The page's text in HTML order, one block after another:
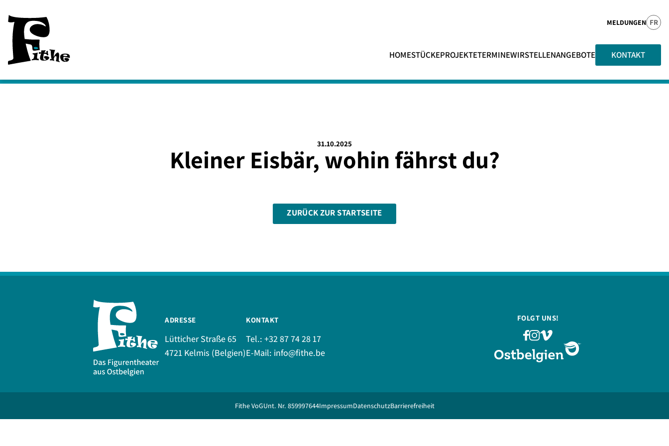
MELDUNGEN FR
HOMESTÜCKEPROJEKTETERMINEWIRSTELLENANGEBOTE KONTAKT
31.10.2025
Kleiner Eisbär, wohin fährst du?
ZURÜCK ZUR STARTSEITE
ADRESSE
Lütticher Straße 65
4721 Kelmis (Belgien)
KONTAKT
Tel.: +32 87 74 28 17
E-Mail: info@fithe.be
FOLGT UNS!
Fithe VoGUnt. Nr. 859997644ImpressumDatenschutzBarrierefreiheit